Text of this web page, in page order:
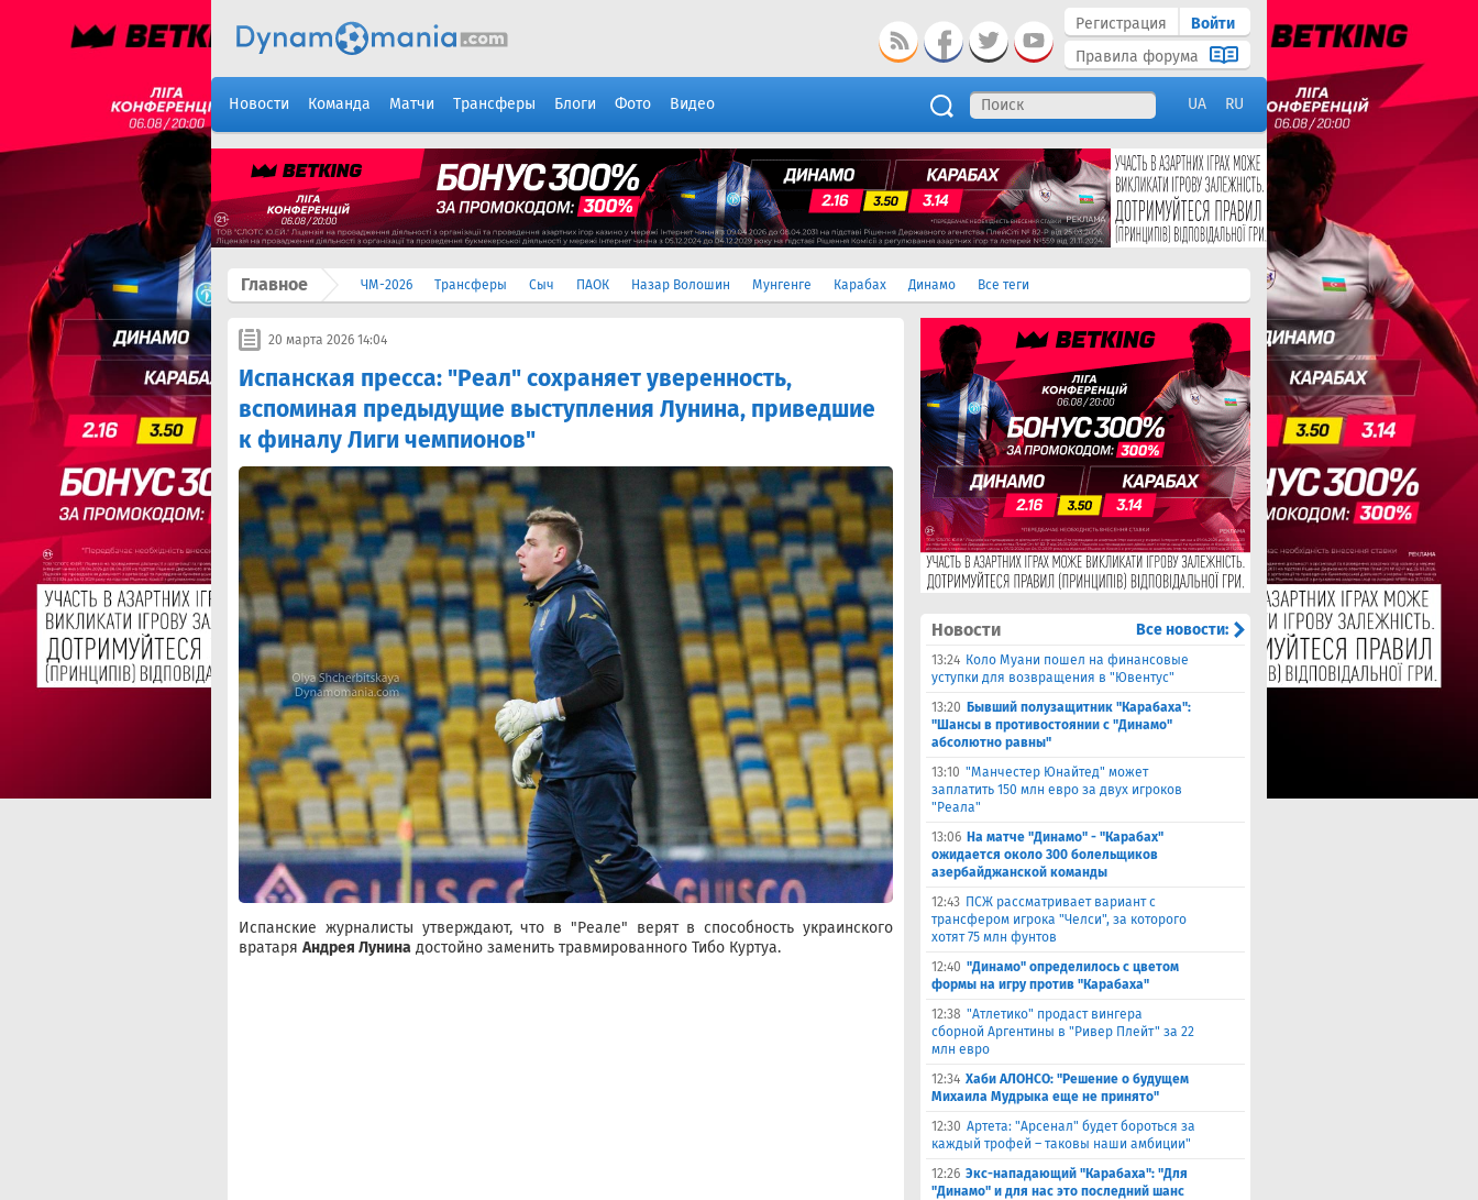
Регистрация
Войти
Правила форума
Новости Команда Матчи Трансферы Блоги Фото Видео UA RU
Главное ЧМ-2026 Трансферы Сыч ПАОК Назар Волошин Мунгенге Карабах Динамо Все теги
20 марта 2026 14:04
Испанская пресса: "Реал" сохраняет уверенность,
вспоминая предыдущие выступления Лунина, приведшие
к финалу Лиги чемпионов"
Испанские журналисты утверждают, что в "Реале" верят в способность украинского
вратаря Андрея Лунина достойно заменить травмированного Тибо Куртуа.
Новости Все новости:
13:24 Коло Муани пошел на финансовые
уступки для возвращения в "Ювентус"
13:20 Бывший полузащитник "Карабаха":
"Шансы в противостоянии с "Динамо"
абсолютно равны"
13:10 "Манчестер Юнайтед" может
заплатить 150 млн евро за двух игроков
"Реала"
13:06 На матче "Динамо" - "Карабах"
ожидается около 300 болельщиков
азербайджанской команды
12:43 ПСЖ рассматривает вариант с
трансфером игрока "Челси", за которого
хотят 75 млн фунтов
12:40 "Динамо" определилось с цветом
формы на игру против "Карабаха"
12:38 "Атлетико" продаст вингера
сборной Аргентины в "Ривер Плейт" за 22
млн евро
12:34 Хаби АЛОНСО: "Решение о будущем
Михаила Мудрыка еще не принято"
12:30 Артета: "Арсенал" будет бороться за
каждый трофей – таковы наши амбиции"
12:26 Экс-нападающий "Карабаха": "Для
"Динамо" и для нас это последний шанс